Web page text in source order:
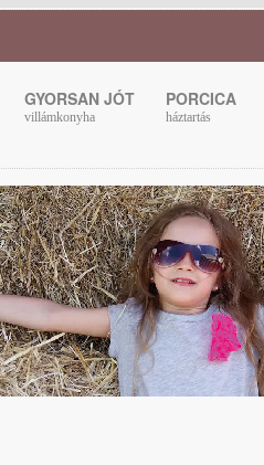
GYORSAN JÓT
villámkonyha
PORCICA
háztartás